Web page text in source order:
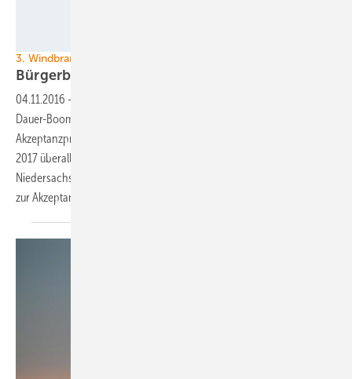
3. Windbranchentag in Hannover
Bürgerbeteiligung als Mittel zur
04.11.2016 -
Dauer-Boom gewohnt. Nun aber sieht sie sich vor neuen
Akzeptanzproblemen, die durch das neue Ausschreibungssystem ab
2017 überall in Deutschland drohen. Der Windbranchentag
Niedersachsen-Bremen in Hannover diskutierte daher über Strategien
zurAkzeptanzsteigerung.